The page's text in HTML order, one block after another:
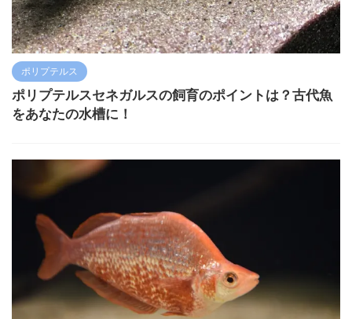
ポリプテルス
ポリプテルスセネガルスの飼育のポイントは？古代魚
をあなたの水槽に！